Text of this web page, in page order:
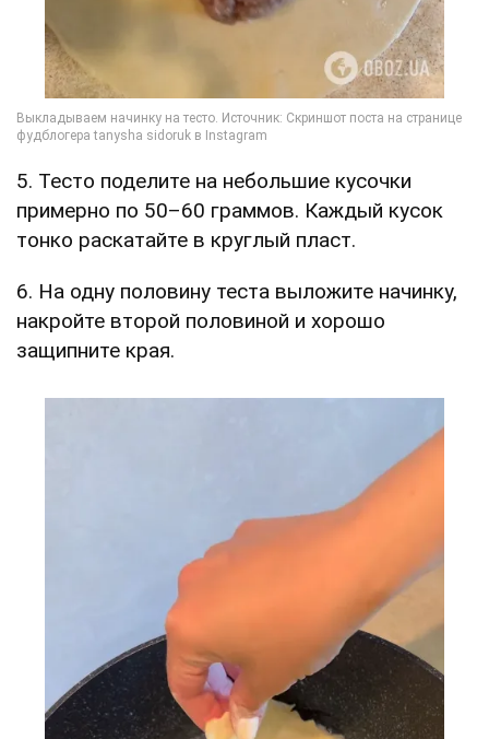
5. Тесто поделите на небольшие кусочки
примерно по 50–60 граммов. Каждый кусок
тонко раскатайте в круглый пласт.
6. На одну половину теста выложите начинку,
накройте второй половиной и хорошо
защипните края.